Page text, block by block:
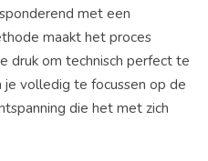
met een
maakt het proces
druk om technisch perfect te
volledig te focussen op de
die het met zich